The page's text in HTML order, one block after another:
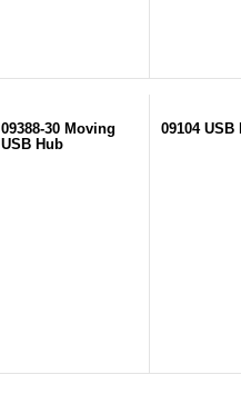
09388-30 Moving
USB Hub
09104 USB